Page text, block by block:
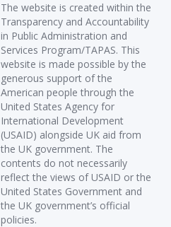
The website is created within the
Transparency and Accountability
in Public Administration and
Services Program/TAPAS. This
website is made possible by the
generous support of the
American people through the
United States Agency for
International Development
(USAID) alongside UK aid from
the UK government. The
contents do not necessarily
reflect the views of USAID or the
United States Government and
the UK government’s official
policies.